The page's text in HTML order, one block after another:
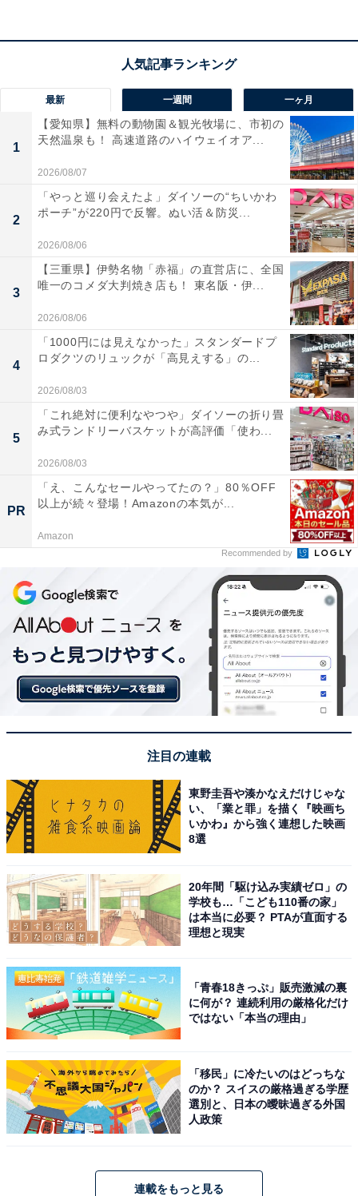
この商品のおすすめポイントは？
ゼンハイザーが誇る音響技術の粋を集めた、次世代ワイ
ヤレスイヤホンの決定版です。Bluetooth 5.4とLE Audio
に対応し、圧倒的な解像度で原音を忠実に再現。周囲の
騒音レベルに合わせて自動で強度を調整する「適応型ノ
イズキャンセリング」により、どんな場所でも静寂の中
で音楽に没入できます。最大30時間のロングバッテリー
や、将来のアップデートを見据えたAuracastへの対応な
ど、長く使い続けられる最新スペックが凝縮されていま
ユーザーからは「これまでにない音の広がりを感じる」
「装着感が軽やかで疲れにくい」と高い評価を得ていま
す。一方で、「ケースが少し厚めで持ち運びには工夫が
必要」という声も。妥協のない高音質を日常に持ち歩き
たい人や、最新の通信技術をいち早く体感したい人に
は、おすすめの商品といえそうです。
【今日チェックしたい】ゼンハイザーの人気商品5
ゼンハイザー「IE 200」
【Amazon.co.jp限定】ゼンハイザー（Sennheiser） イ
ヤホン 有線 IE 200 シルバー ダイナミック カナル型 オー
ディオファイル ゲーミング TrueResponseトランスデュ
ーサー ブレードケーブル イヤーフック イヤフォン デュア
ルチューニングシステム 【国内正規品】
Amazonで見る
最新 一週間 一ヶ月
1
【愛知県】無料の動物園＆観光牧場に、市初の
天然温泉も！ 高速道路のハイウェイオア...
2026/08/07
2
「やっと巡り会えたよ」ダイソーの“ちいかわ
ポーチ”が220円で反響。ぬい活＆防災...
2026/08/06
3
【三重県】伊勢名物「赤福」の直営店に、全国
唯一のコメダ大判焼き店も！ 東名阪・伊...
2026/08/06
4
「1000円には見えなかった」スタンダードプ
ロダクツのリュックが「高見えする」の...
2026/08/03
5
「これ絶対に便利なやつや」ダイソーの折り畳
み式ランドリーバスケットが高評価「使わ...
2026/08/03
PR
「え、こんなセールやってたの？」80％OFF
以上が続々登場！Amazonの本気が...
Amazon
Recommended by
注目の連載
東野圭吾や湊かなえだけじゃな
い、「業と罪」を描く『映画ち
いかわ』から強く連想した映画
8選
20年間「駆け込み実績ゼロ」の
学校も…「こども110番の家」
は本当に必要？ PTAが直面する
理想と現実
「青春18きっぷ」販売激減の裏
に何が？ 連続利用の厳格化だけ
ではない「本当の理由」
「移民」に冷たいのはどっちな
のか？ スイスの厳格過ぎる学歴
選別と、日本の曖昧過ぎる外国
人政策
連載をもっと見る